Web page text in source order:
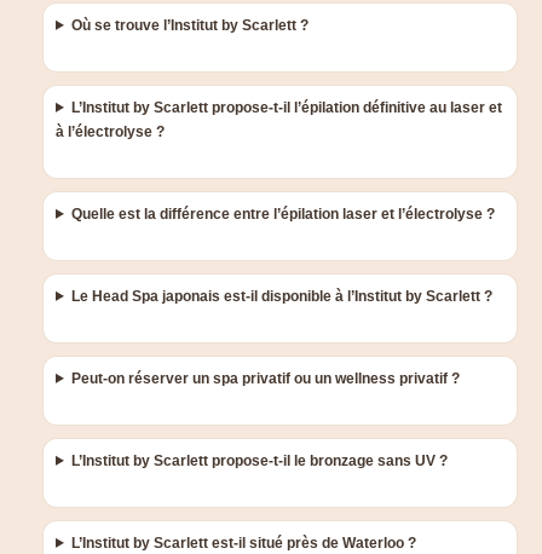
Où se trouve l’Institut by Scarlett ?
L’Institut by Scarlett propose-t-il l’épilation définitive au laser et
à l’électrolyse ?
Quelle est la différence entre l’épilation laser et l’électrolyse ?
Le Head Spa japonais est-il disponible à l’Institut by Scarlett ?
Peut-on réserver un spa privatif ou un wellness privatif ?
L’Institut by Scarlett propose-t-il le bronzage sans UV ?
L’Institut by Scarlett est-il situé près de Waterloo ?